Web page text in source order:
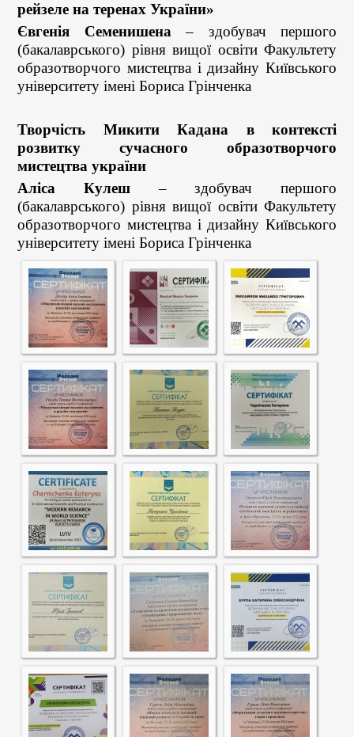
рейзеле на теренах України»
Євгенія Cеменишена – здобувач першого
(бакалаврського) рівня вищої освіти Факультету
образотворчого мистецтва і дизайну Київського
університету імені Бориса Грінченка
Творчість Микити Кадана в контексті
розвитку сучасного образотворчого
мистецтва україни
Аліса Кулеш– здобувач першого
(бакалаврського) рівня вищої освіти Факультету
образотворчого мистецтва і дизайну Київського
університету імені Бориса Грінченка